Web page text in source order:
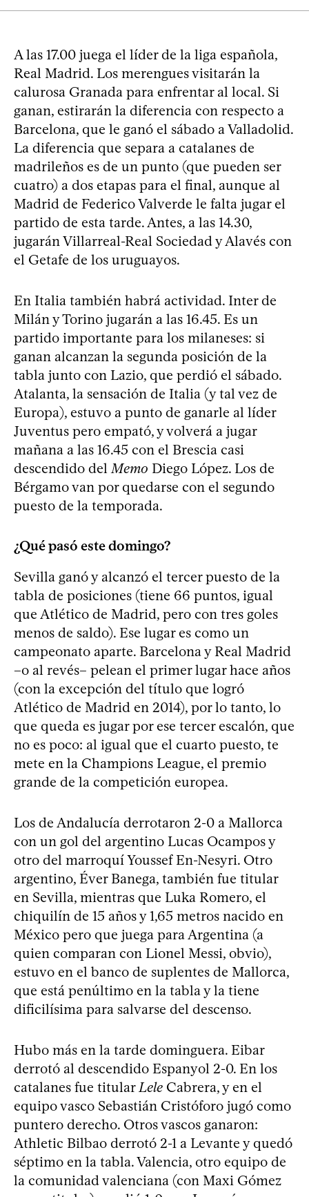
A las 17.00 juega el líder de la liga española,
Real Madrid. Los merengues visitarán la
calurosa Granada para enfrentar al local. Si
ganan, estirarán la diferencia con respecto a
Barcelona, que le ganó el sábado a Valladolid.
La diferencia que separa a catalanes de
madrileños es de un punto (que pueden ser
cuatro) a dos etapas para el final, aunque al
Madrid de Federico Valverde le falta jugar el
partido de esta tarde. Antes, a las 14.30,
jugarán Villarreal-Real Sociedad y Alavés con
el Getafe de los uruguayos.
En Italia también habrá actividad. Inter de
Milán y Torino jugarán a las 16.45. Es un
partido importante para los milaneses: si
ganan alcanzan la segunda posición de la
tabla junto con Lazio, que perdió el sábado.
Atalanta, la sensación de Italia (y tal vez de
Europa), estuvo a punto de ganarle al líder
Juventus pero empató, y volverá a jugar
mañana a las 16.45 con el Brescia casi
descendido del Memo Diego López. Los de
Bérgamo van por quedarse con el segundo
puesto de la temporada.
¿Qué pasó este domingo?
Sevilla ganó y alcanzó el tercer puesto de la
tabla de posiciones (tiene 66 puntos, igual
que Atlético de Madrid, pero con tres goles
menos de saldo). Ese lugar es como un
campeonato aparte. Barcelona y Real Madrid
–o al revés– pelean el primer lugar hace años
(con la excepción del título que logró
Atlético de Madrid en 2014), por lo tanto, lo
que queda es jugar por ese tercer escalón, que
no es poco: al igual que el cuarto puesto, te
mete en la Champions League, el premio
grande de la competición europea.
Los de Andalucía derrotaron 2-0 a Mallorca
con un gol del argentino Lucas Ocampos y
otro del marroquí Youssef En-Nesyri. Otro
argentino, Éver Banega, también fue titular
en Sevilla, mientras que Luka Romero, el
chiquilín de 15 años y 1,65 metros nacido en
México pero que juega para Argentina (a
quien comparan con Lionel Messi, obvio),
estuvo en el banco de suplentes de Mallorca,
que está penúltimo en la tabla y la tiene
dificilísima para salvarse del descenso.
Hubo más en la tarde dominguera. Eibar
derrotó al descendido Espanyol 2-0. En los
catalanes fue titular Lele Cabrera, y en el
equipo vasco Sebastián Cristóforo jugó como
puntero derecho. Otros vascos ganaron:
Athletic Bilbao derrotó 2-1 a Levante y quedó
séptimo en la tabla. Valencia, otro equipo de
la comunidad valenciana (con Maxi Gómez